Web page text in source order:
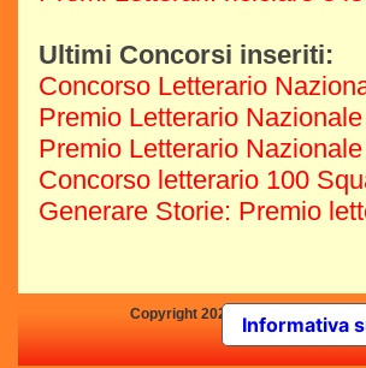
Ultimi Concorsi inseriti:
Concorso Letterario
Premio Letterario
Premio Letterario
Concorso letterario 100
Generare Storie: Premio
Copyright 2025 by Concorsi-
Informativa